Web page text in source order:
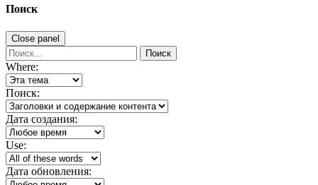
Поиск
Close panel
Поиск
Where:
Поиск:
Дата создания:
Use:
Дата обновления: